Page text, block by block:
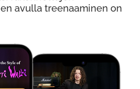
avulla treenaaminen on